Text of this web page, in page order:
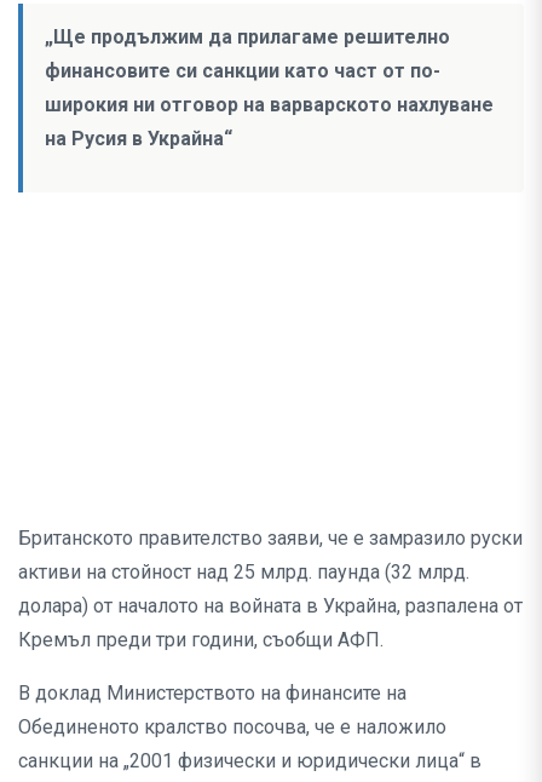
„Ще продължим да прилагаме решително
финансовите си санкции като част от по-
широкия ни отговор на варварското нахлуване
на Русия в Украйна“
Британското правителство заяви, че е замразило руски
активи на стойност над 25 млрд. паунда (32 млрд.
долара) от началото на войната в Украйна, разпалена от
Кремъл преди три години, съобщи АФП.
В доклад Министерството на финансите на
Обединеното кралство посочва, че е наложило
санкции на „2001 физически и юридически лица“ в